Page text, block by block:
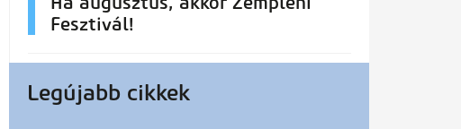
Fesztivál!
Legújabb cikkek